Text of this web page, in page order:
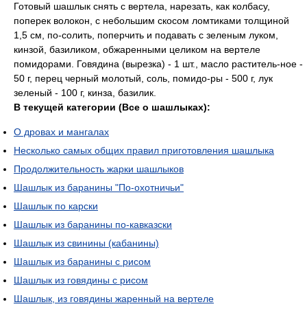
Готовый шашлык снять с вертела, нарезать, как колбасу,
поперек волокон, с небольшим скосом ломтиками толщиной
1,5 см, по-солить, поперчить и подавать с зеленым луком,
кинзой, базиликом, обжаренными целиком на вертеле
помидорами. Говядина (вырезка) - 1 шт., масло раститель-ное -
50 г, перец черный молотый, соль, помидо-ры - 500 г, лук
зеленый - 100 г, кинза, базилик.
В текущей категории (Все о шашлыках):
О дровах и мангалах
Несколько самых общих правил приготовления шашлыка
Продолжительность жарки шашлыков
Шашлык из баранины "По-охотничьи"
Шашлык по карски
Шашлык из баранины по-кавказски
Шашлык из свинины (кабанины)
Шашлык из баранины с рисом
Шашлык из говядины с рисом
Шашлык, из говядины жаренный на вертеле